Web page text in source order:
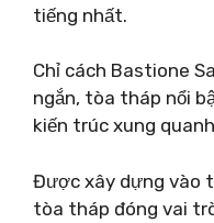
tiếng nhất.
Chỉ cách Bastione
ngắn, tòa tháp nổi
kiến ​​trúc xung
Được xây dựng vào
tòa tháp đóng vai